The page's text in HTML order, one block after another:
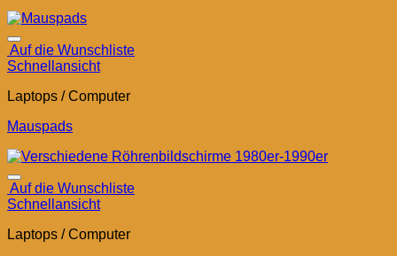
Auf die Wunschliste
Schnellansicht
Laptops / Computer
Mauspads
Auf die Wunschliste
Schnellansicht
Laptops / Computer